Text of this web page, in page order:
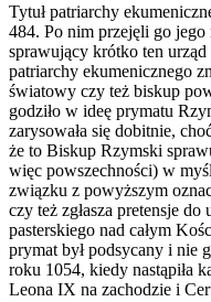
Tytuł patriarchy
484. Po nim przejęli go jego
sprawujący krótko ten
patriarchy ekumenicznego
światowy czy też biskup
godziło w ideę prymatu
zarysowała się dobitnie,
że to Biskup Rzymski
więc powszechności) w
związku z powyższym
czy też zgłasza pretensje
pasterskiego nad całym
prymat był podsycany i nie
roku 1054, kiedy nastąpiła
Leona IX na zachodzie i